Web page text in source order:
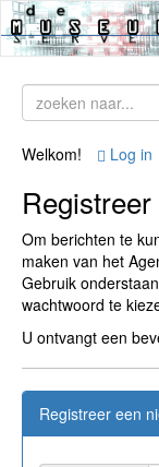
Welkom! Log in
Om berichten te
maken van het
Gebruik
wachtwoord te
U ontvangt een
Registreer een